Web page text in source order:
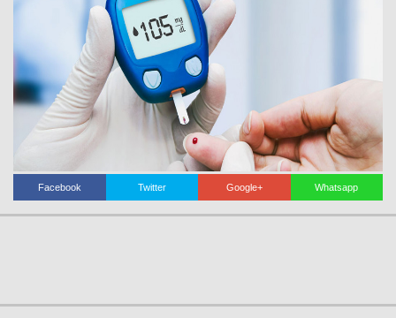
hava
durumu
betturkey
beylikdüzü
escort
Facebook Twitter Google+ Whatsapp
Haberin Doğru Adresi.